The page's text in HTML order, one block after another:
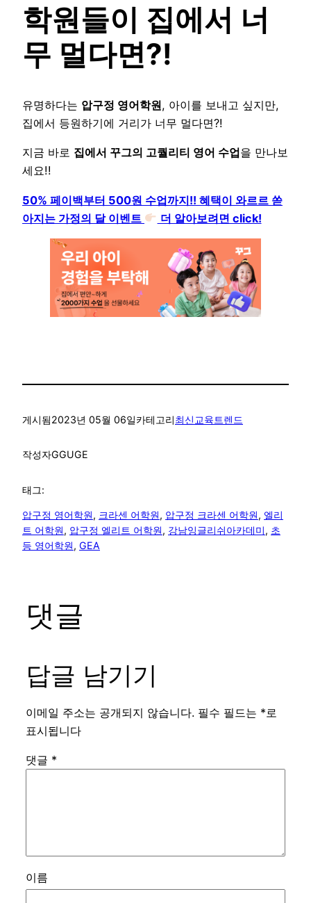
학원들이 집에서 너
무 멀다면?!
유명하다는 압구정 영어학원, 아이를 보내고 싶지만,
집에서 등원하기에 거리가 너무 멀다면?!
지금 바로 집에서 꾸그의 고퀄리티 영어 수업을 만나보
세요!!
50% 페이백부터 500원 수업까지!! 혜택이 와르르 쏟
아지는 가정의 달 이벤트
더 알아보려면 click!
게시됨2023년 05월 06일카테고리최신교육트렌드
작성자GGUGE
태그:
압구정 영어학원, 크라센 어학원, 압구정 크라센 어학원, 엘리
트 어학원, 압구정 엘리트 어학원, 강남잉글리쉬아카데미, 초
등 영어학원, GEA
댓글
답글 남기기
이메일 주소는 공개되지 않습니다. 필수 필드는 *로
표시됩니다
댓글 *
이름